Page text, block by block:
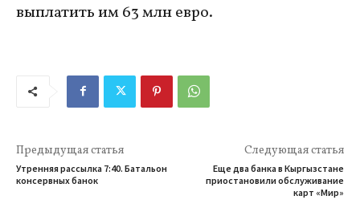
выплатить им 63 млн евро.
Предыдущая статья
Утренняя рассылка 7:40. Батальон
консервных банок
Следующая статья
Еще два банка в Кыргызстане
приостановили обслуживание
карт «Мир»